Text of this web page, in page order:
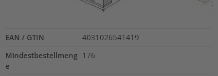
EAN / GTIN
4031026541419
Mindestbestellmeng
e
176